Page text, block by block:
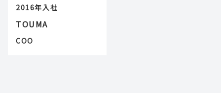
2016年入社
TOUMA
COO